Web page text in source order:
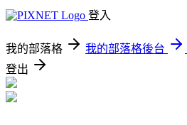
登入
我的部落格 我的部落格後台
登出